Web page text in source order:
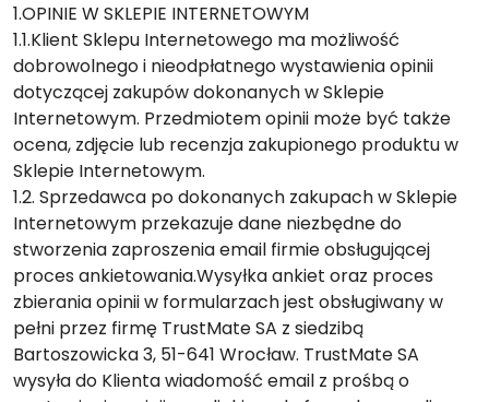
1.OPINIE W SKLEPIE INTERNETOWYM
1.1.Klient Sklepu Internetowego ma możliwość
dobrowolnego i nieodpłatnego wystawienia opinii
dotyczącej zakupów dokonanych w Sklepie
Internetowym. Przedmiotem opinii może być także
ocena, zdjęcie lub recenzja zakupionego produktu w
Sklepie Internetowym.
1.2. Sprzedawca po dokonanych zakupach w Sklepie
Internetowym przekazuje dane niezbędne do
stworzenia zaproszenia email firmie obsługującej
proces ankietowania.Wysyłka ankiet oraz proces
zbierania opinii w formularzach jest obsługiwany w
pełni przez firmę TrustMate SA z siedzibą
Bartoszowicka 3, 51-641 Wrocław. TrustMate SA
wysyła do Klienta wiadomość email z prośbą o